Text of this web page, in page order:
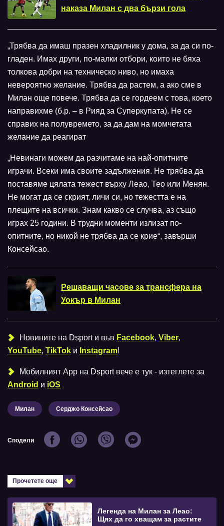
наказа Милан с два бързи гола
„Трябва да имаш празен хладилник у дома, за да си по-
гладен. Имах други, по-малки отбори, които не бяха
толкова добри на техническо ниво, но имаха
невероятно желание. Трябва да растем, а ако сме в
Милан още повече. Трябва да се гордеем с това, което
направихме (б.р. – в Рияд за Суперкупата). Не се
справих на полувремето, за да дам на момчетата
желание да реагират
„Невинаги можем да разчитаме на най-опитните
играчи. Всеки има своите задължения. Не трябва да
поставяме цялата тежест върху Леао, Тео или Менян.
Не могат да се скрият, личи си, но тежестта е на
плещите на всички. Знам какво се случва, аз също
играх 25 години. В трудни моменти излизат по-
опитните, но никой не трябва да се крие“, завърши
Консейсао.
Решаващи часове за трансфера на
Уокър в Милан
Новините на Dsport и във Facebook, Viber,
YouTube, TikTok и Instagram!
Мобилният Аpp на Dsport вече е тук - изтеглете за
Android и iOS
Милан Серджо Консейсао
Сподели
Прочетете още
Легенда на Милан за Леао:
Щях да го хващам за растите